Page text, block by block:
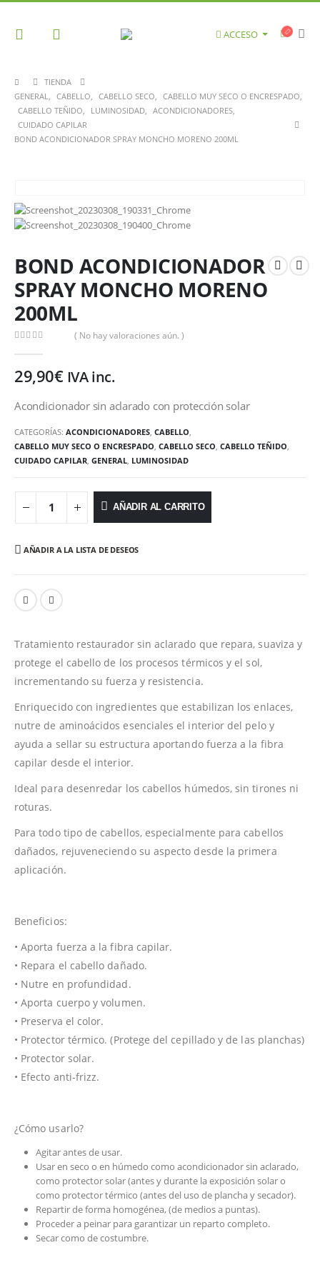
ACCESO
TIENDA
GENERAL, CABELLO, CABELLO SECO, CABELLO MUY SECO O ENCRESPADO,
CABELLO TEÑIDO, LUMINOSIDAD, ACONDICIONADORES,
CUIDADO CAPILAR
BOND ACONDICIONADOR SPRAY MONCHO MORENO 200ML
BOND ACONDICIONADOR
SPRAY MONCHO MORENO
200ML
( No hay valoraciones aún. )
29,90€ IVA inc.
Acondicionador sin aclarado con protección solar
CATEGORÍAS: ACONDICIONADORES CABELLO
CABELLO MUY SECO O ENCRESPADO CABELLO SECO CABELLO TEÑIDO
CUIDADO CAPILAR GENERAL LUMINOSIDAD
AÑADIR AL CARRITO
AÑADIR A LA LISTA DE DESEOS
Tratamiento restaurador sin aclarado que repara, suaviza y
protege el cabello de los procesos térmicos y el sol,
incrementando su fuerza y resistencia.
Enriquecido con ingredientes que estabilizan los enlaces,
nutre de aminoácidos esenciales el interior del pelo y
ayuda a sellar su estructura aportando fuerza a la fibra
capilar desde el interior.
Ideal para desenredar los cabellos húmedos, sin tirones ni
roturas.
Para todo tipo de cabellos, especialmente para cabellos
dañados, rejuveneciendo su aspecto desde la primera
aplicación.
Beneficios:
• Aporta fuerza a la fibra capilar.
• Repara el cabello dañado.
• Nutre en profundidad.
• Aporta cuerpo y volumen.
• Preserva el color.
• Protector térmico. (Protege del cepillado y de las planchas)
• Protector solar.
• Efecto anti-frizz.
¿Cómo usarlo?
Agitar antes de usar.
Usar en seco o en húmedo como acondicionador sin aclarado,
como protector solar (antes y durante la exposición solar o
como protector térmico (antes del uso de plancha y secador).
Repartir de forma homogénea, (de medios a puntas).
Proceder a peinar para garantizar un reparto completo.
Secar como de costumbre.